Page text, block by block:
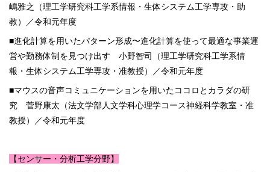
嶋雅之（理工学研究科工学系情報・生体システム工学専攻・助
教）／令和元年度
■進化計算を用いたパターン形成〜進化計算を使って最適な事業運
営や勤務体制を見つけ出す 小野智司（理工学研究科工学系情
報・生体システム工学専攻・准教授）／令和元年度
■マウスの音声コミュニケーションを用いたココロとカラダの研
究 菅野康太（法文学部人文学科心理学コース神経科学教室・准
教授）／令和元年度
【センサー・分析工学分野】